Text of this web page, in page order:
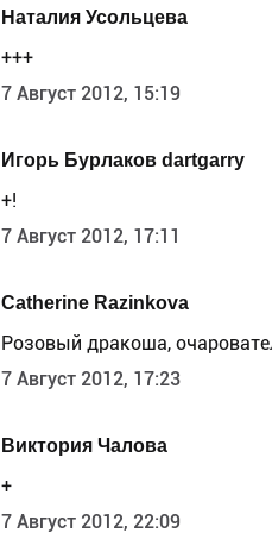
Наталия Усольцева
+++
7 Август 2012, 15:19
Игорь Бурлаков dartgarry
+!
7 Август 2012, 17:11
Catherine Razinkova
Розовый дракоша,
7 Август 2012, 17:23
Виктория Чалова
+
7 Август 2012, 22:09